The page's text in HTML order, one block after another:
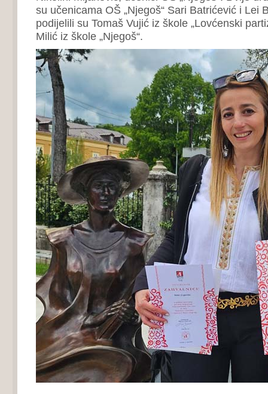
su učenicama OŠ „Njegoš“ Sari Batrićević i Lei
podijelili su Tomaš Vujić iz škole „Lovćenski
Milić iz škole „Njegoš“.